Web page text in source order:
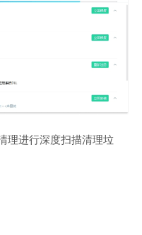
理进行深度扫描清理垃